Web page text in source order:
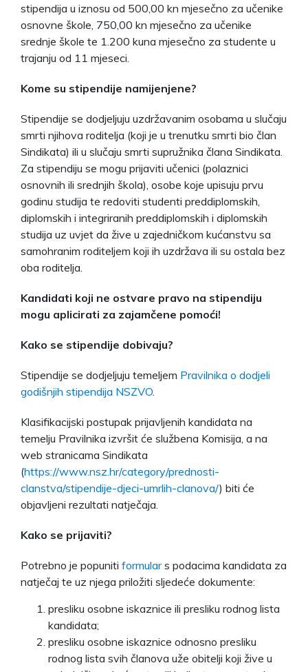
stipendija u iznosu od 500,00 kn mjesečno za učenike
osnovne škole, 750,00 kn mjesečno za učenike
srednje škole te 1.200 kuna mjesečno za studente u
trajanju od 11 mjeseci.
Kome su stipendije namijenjene?
Stipendije se dodjeljuju uzdržavanim osobama u slučaju
smrti njihova roditelja (koji je u trenutku smrti bio član
Sindikata) ili u slučaju smrti supružnika člana Sindikata.
Za stipendiju se mogu prijaviti učenici (polaznici
osnovnih ili srednjih škola), osobe koje upisuju prvu
godinu studija te redoviti studenti preddiplomskih,
diplomskih i integriranih preddiplomskih i diplomskih
studija uz uvjet da žive u zajedničkom kućanstvu sa
samohranim roditeljem koji ih uzdržava ili su ostala bez
oba roditelja.
Kandidati koji ne ostvare pravo na stipendiju
mogu aplicirati za zajamčene pomoći!
Kako se stipendije dobivaju?
Stipendije se dodjeljuju temeljem Pravilnika o dodjeli
godišnjih stipendija NSZVO
Klasifikacijski postupak prijavljenih kandidata na
temelju Pravilnika izvršit će službena Komisija, a na
web stranicama Sindikata
(https://www.nsz.hr/category/prednosti-
clanstva/stipendije-djeci-umrlih-clanova/) biti će
objavljeni rezultati natječaja.
Kako se prijaviti?
Potrebno je popuniti formulars podacima kandidata za
natječaj te uz njega priložiti sljedeće dokumente:
presliku osobne iskaznice ili presliku rodnog lista
kandidata;
presliku osobne iskaznice odnosno presliku
rodnog lista svih članova uže obitelji koji žive u